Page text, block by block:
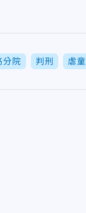
分院 判刑 虐童